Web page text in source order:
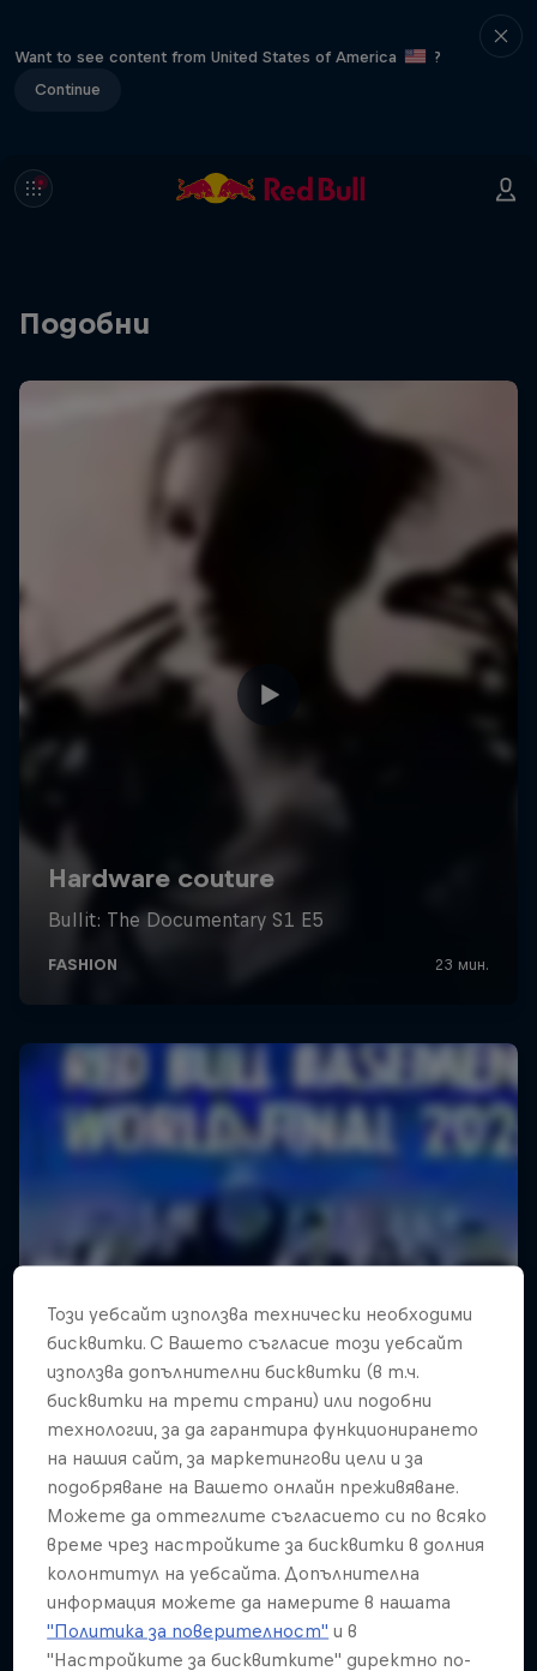
Want to see content from United States of America
?
Continue
Подобни
Този уебсайт използва технически необходими
бисквитки. С Вашето съгласие този уебсайт
използва допълнителни бисквитки (в т.ч.
бисквитки на трети страни) или подобни
технологии, за да гарантира функционирането
на нашия сайт, за маркетингови цели и за
подобряване на Вашето онлайн преживяване.
Можете да оттеглите съгласието си по всяко
време чрез настройките за бисквитки в долния
колонтитул на уебсайта. Допълнителна
информация можете да намерите в нашата
"Политика за поверителност" и в
"Настройките за бисквитките" директно по-